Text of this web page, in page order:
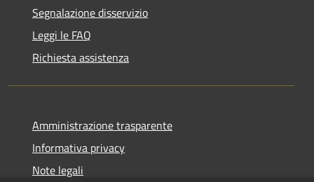
Segnalazione disservizio
Leggi le FAQ
Richiesta assistenza
Amministrazione trasparente
Informativa privacy
Note legali